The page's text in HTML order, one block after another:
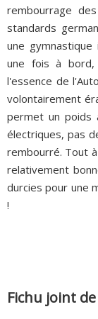
rembourrage
standards
une
une fois à
l'essence de
volontairement
permet un poids
électriques, pas
rembourré. Tout
relativement
durcies pour une
!
Fichu joint